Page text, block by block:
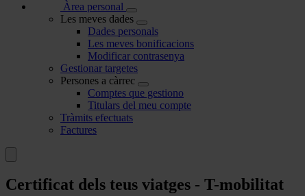
Àrea personal
Les meves dades
Dades personals
Les meves bonificacions
Modificar contrasenya
Gestionar targetes
Persones a càrrec
Comptes que gestiono
Titulars del meu compte
Tràmits efectuats
Factures
Certificat dels teus viatges - T-mobilitat